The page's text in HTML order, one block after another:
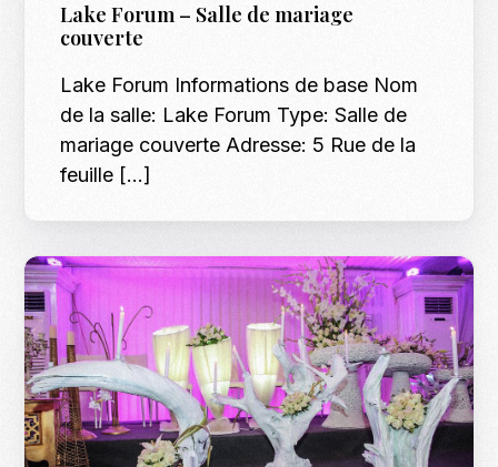
Lake Forum – Salle de mariage
couverte
Lake Forum Informations de base Nom
de la salle: Lake Forum Type: Salle de
mariage couverte Adresse: 5 Rue de la
feuille […]